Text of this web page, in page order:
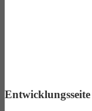
Entwicklungsseite